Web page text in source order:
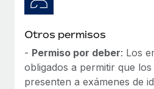
Otros permisos
- Permiso por deber: Los
obligados a permitir que los
presenten a exámenes de